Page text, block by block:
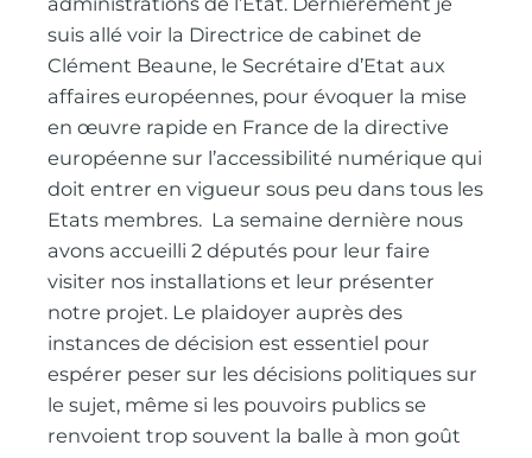
suis allé voir la Directrice de cabinet de
Clément Beaune, le Secrétaire d’Etat aux
affaires européennes, pour évoquer la mise
en œuvre rapide en France de la directive
européenne sur l’accessibilité numérique qui
doit entrer en vigueur sous peu dans tous les
Etats membres. La semaine dernière nous
avons accueilli 2 députés pour leur faire
visiter nos installations et leur présenter
notre projet. Le plaidoyer auprès des
instances de décision est essentiel pour
espérer peser sur les décisions politiques sur
le sujet, même si les pouvoirs publics se
renvoient trop souvent la balle à mon goût